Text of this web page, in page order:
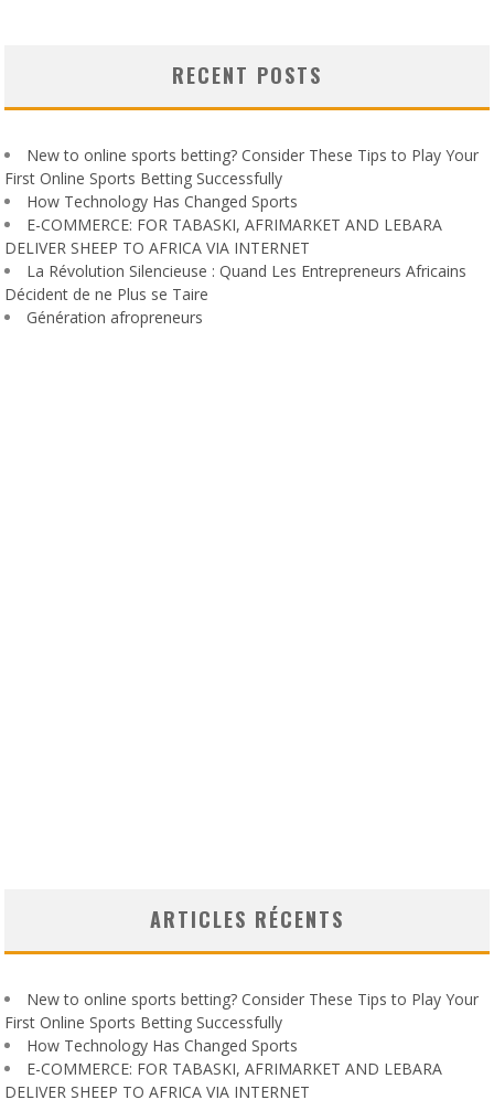
RECENT POSTS
New to online sports betting? Consider These Tips to Play Your
First Online Sports Betting Successfully
How Technology Has Changed Sports
E-COMMERCE: FOR TABASKI, AFRIMARKET AND LEBARA
DELIVER SHEEP TO AFRICA VIA INTERNET
La Révolution Silencieuse : Quand Les Entrepreneurs Africains
Décident de ne Plus se Taire
Génération afropreneurs
ARTICLES RÉCENTS
New to online sports betting? Consider These Tips to Play Your
First Online Sports Betting Successfully
How Technology Has Changed Sports
E-COMMERCE: FOR TABASKI, AFRIMARKET AND LEBARA
DELIVER SHEEP TO AFRICA VIA INTERNET